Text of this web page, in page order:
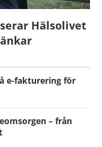
Hälsolivet
e-fakturering för
– från